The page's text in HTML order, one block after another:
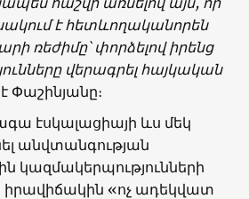
է հետևողականորեն
ռեժիմը՝ փորձելով իրենց
վերագրել հայկական
Փաշինյանը։
էսկալացիայի ևս մեկ
անվտանգության
կազմակերպությունների
իրավիճակին «ոչ ադեկվատ